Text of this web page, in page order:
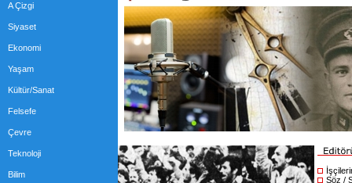
A Çizgi
Siyaset
Ekonomi
Yaşam
Kültür/Sanat
Felsefe
Çevre
Teknoloji
Bilim
Söz /